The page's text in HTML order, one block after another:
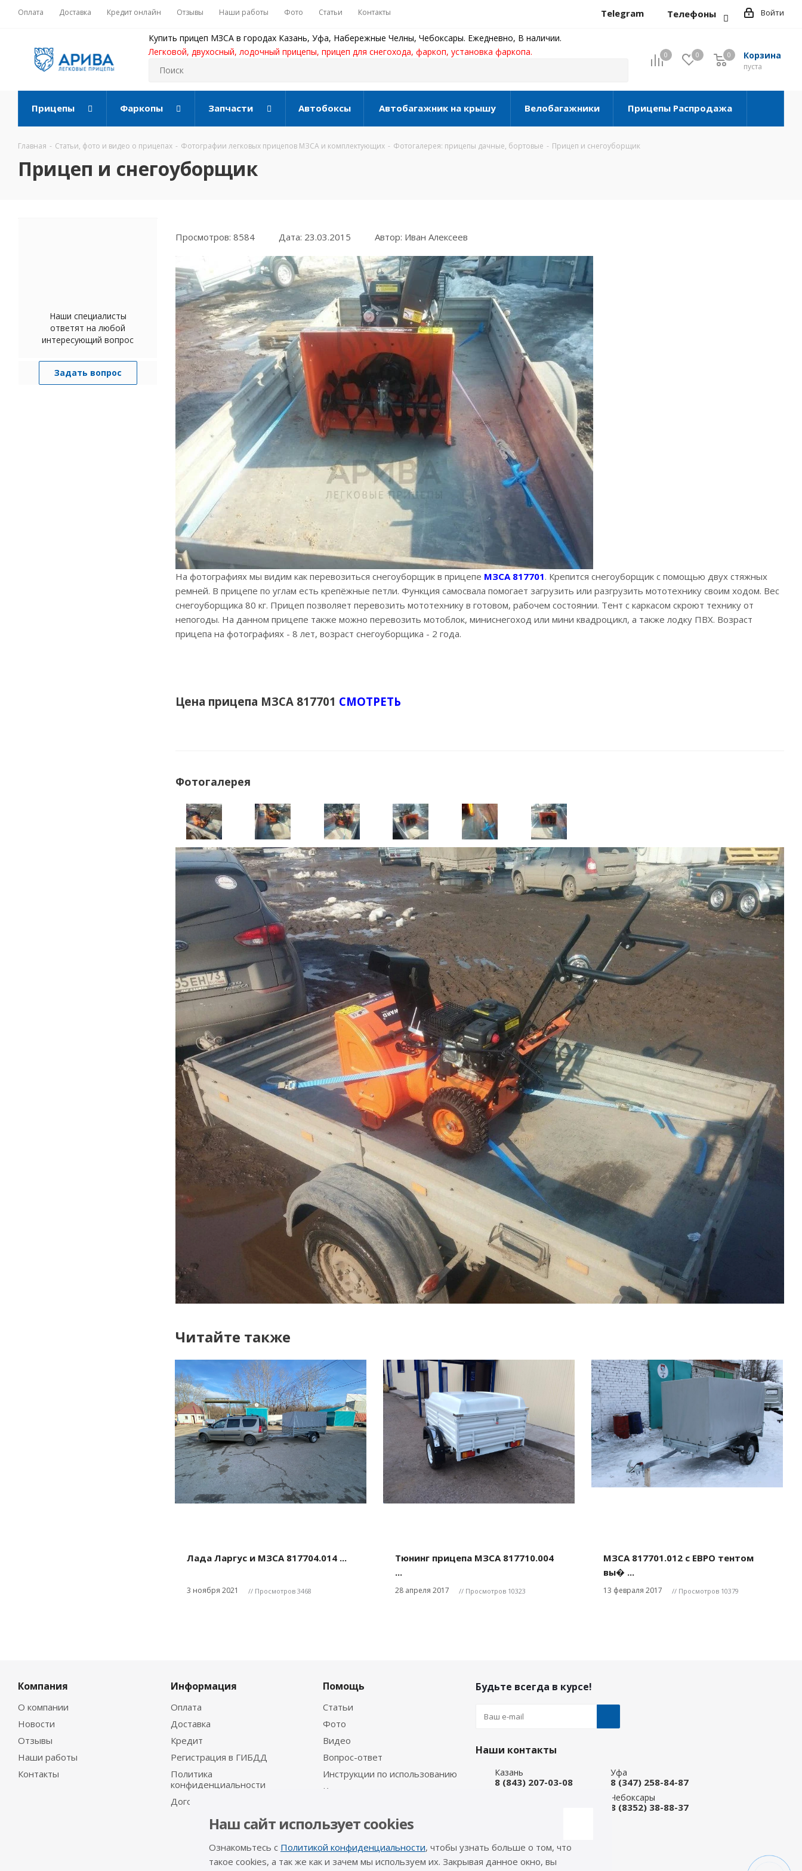
Оплата Доставка Кредит онлайн Отзывы Наши работы Фото Статьи Контакты Войти
Telegram Телефоны
Купить прицеп МЗСА в городах Казань, Уфа, Набережные Челны, Чебоксары. Ежедневно, В наличии.
Легковой, двухосный, лодочный прицепы, прицеп для снегохода, фаркоп, установка фаркопа.
0 0 Корзина
0
пуста
0
Прицепы Фаркопы Запчасти Автобоксы Автобагажник на крышу Велобагажники Прицепы Распродажа
Главная - Статьи, фото и видео о прицепах - Фотографии легковых прицепов МЗСА и комплектующих - Фотогалерея: прицепы дачные, бортовые - Прицеп и снегоуборщик
Прицеп и снегоуборщик
Просмотров: 8584 Дата: 23.03.2015 Автор: Иван Алексеев
На фотографиях мы видим как перевозиться снегоуборщик в прицепе МЗСА 817701. Крепится снегоуборщик с помощью двух стяжных
ремней. В прицепе по углам есть крепёжные петли. Функция самосвала помогает загрузить или разгрузить мототехнику своим ходом. Вес
снегоуборщика 80 кг. Прицеп позволяет перевозить мототехнику в готовом, рабочем состоянии. Тент с каркасом скроют технику от
непогоды. На данном прицепе также можно перевозить мотоблок, миниснегоход или мини квадроцикл, а также лодку ПВХ. Возраст
прицепа на фотографиях - 8 лет, возраст снегоуборщика - 2 года.
Цена прицепа МЗСА 817701 СМОТРЕТЬ
Фотогалерея
Читайте также
Лада Ларгус и МЗСА 817704.014 ...
3 ноября 2021 // Просмотров 3468
Тюнинг прицепа МЗСА 817710.004
...
28 апреля 2017 // Просмотров 10323
МЗСА 817701.012 с ЕВРО тентом
вы� ...
13 февраля 2017 // Просмотров 10379
Наши специалисты
ответят на любой
интересующий вопрос
Задать вопрос
Компания
О компании
Новости
Отзывы
Наши работы
Контакты
Информация
Оплата
Доставка
Кредит
Регистрация в ГИБДД
Политика
конфиденциальности
Договор-оферта
Помощь
Статьи
Фото
Видео
Вопрос-ответ
Инструкции по использованию
Каталог производителя
Будьте всегда в курсе!
Наши контакты
Казань
8 (843) 207-03-08
Уфа
8 (347) 258-84-87
Чебоксары
8 (8352) 38-88-37
info@a-pricep.ru
Наш сайт использует cookies
Ознакомьтесь с Политикой конфиденциальности, чтобы узнать больше о том, что
такое cookies, а так же как и зачем мы используем их. Закрывая данное окно, вы